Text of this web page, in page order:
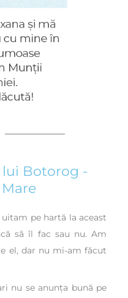
lui Botorog -
pe hartă la aceast
să îl fac sau nu. Am
el, dar nu mi-am făcut
nu se anunța bună pe